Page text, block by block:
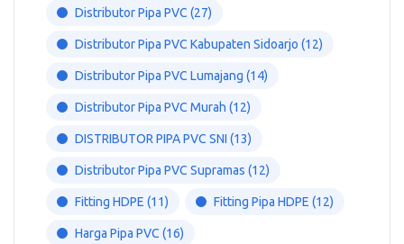
Distributor Pipa PVC (27)
Distributor Pipa PVC Kabupaten Sidoarjo (12)
Distributor Pipa PVC Lumajang (14)
Distributor Pipa PVC Murah (12)
DISTRIBUTOR PIPA PVC SNI (13)
Distributor Pipa PVC Supramas (12)
Fitting HDPE (11) Fitting Pipa HDPE (12)
Harga Pipa PVC (16)